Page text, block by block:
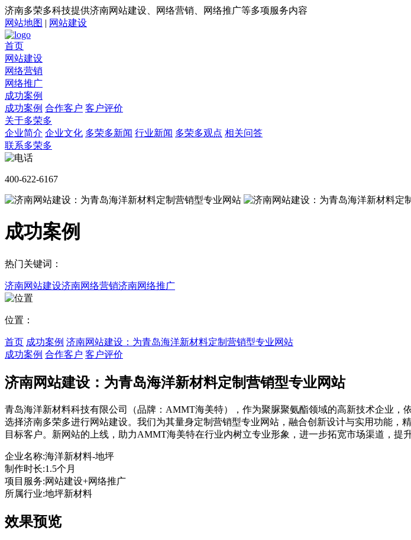
济南多荣多科技提供济南网站建设、网络营销、网络推广等多项服务内容
网站地图 | 网站建设
首页
网站建设
网络营销
网络推广
成功案例
成功案例 合作客户 客户评价
关于多荣多
企业简介 企业文化 多荣多新闻 行业新闻 多荣多观点 相关问答
联系多荣多
400-622-6167
成功案例
热门关键词：
济南网站建设济南网络营销济南网络推广
位置：
首页 成功案例 济南网站建设：为青岛海洋新材料定制营销型专业网站
成功案例 合作客户 客户评价
济南网站建设：为青岛海洋新材料定制营销型专业网站
青岛海洋新材料科技有限公司（品牌：AMMT海美特），作为聚脲聚氨酯领域的高新技术企业
选择济南多荣多进行网站建设。我们为其量身定制营销型专业网站，融合创新设计与实用功能，
目标客户。新网站的上线，助力AMMT海美特在行业内树立专业形象，进一步拓宽市场渠道，提
企业名称:海洋新材料-地坪
制作时长:1.5个月
项目服务:网站建设+网络推广
所属行业:地坪新材料
效果预览